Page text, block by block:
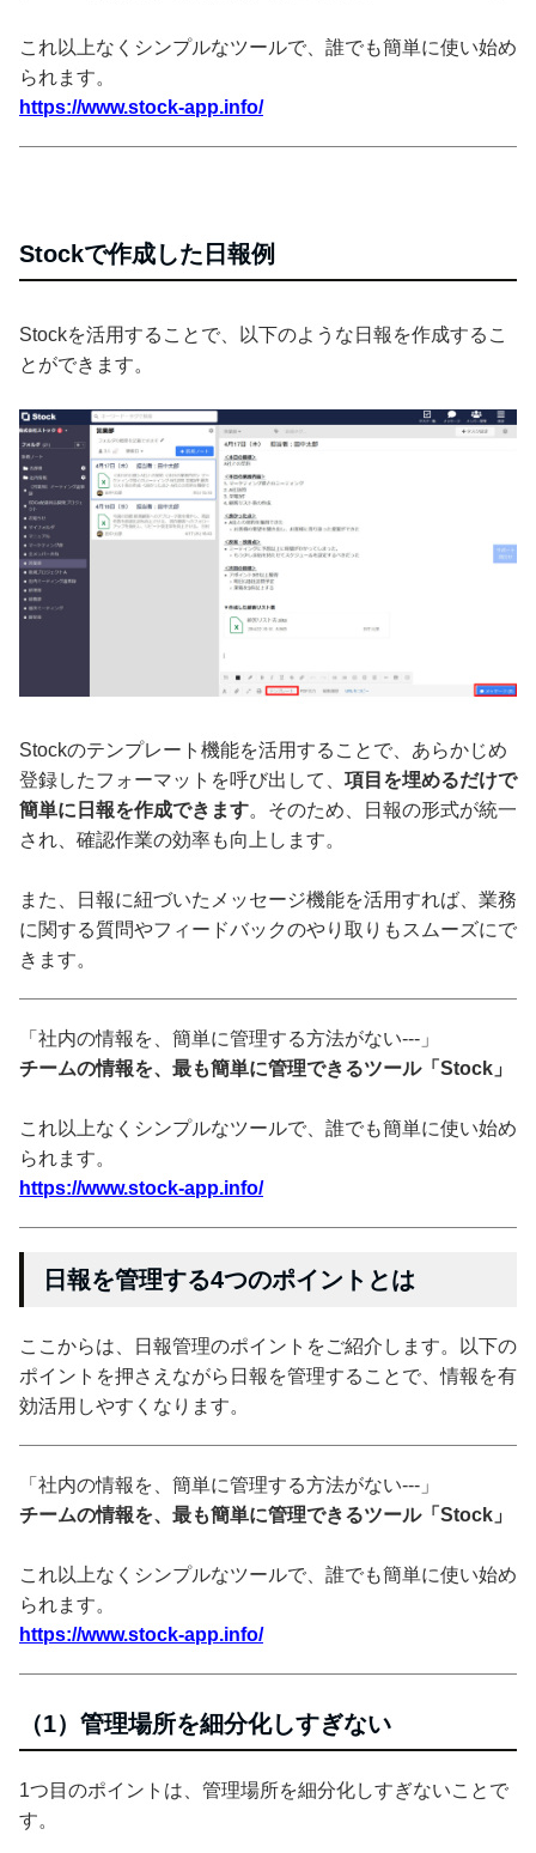
これ以上なくシンプルなツールで、誰でも簡単に使い始め
られます。
https://www.stock-app.info/
Stockで作成した日報例
Stockを活用することで、以下のような日報を作成するこ
とができます。
Stockのテンプレート機能を活用することで、あらかじめ
登録したフォーマットを呼び出して、 項目を埋めるだけで
簡単に日報を作成できます。そのため、日報の形式が統一
され、確認作業の効率も向上します。
また、日報に紐づいたメッセージ機能を活用すれば、業務
に関する質問やフィードバックのやり取りもスムーズにで
きます。
「社内の情報を、簡単に管理する方法がない---」
チームの情報を、最も簡単に管理できるツール「Stock」
これ以上なくシンプルなツールで、誰でも簡単に使い始め
られます。
https://www.stock-app.info/
日報を管理する4つのポイントとは
ここからは、日報管理のポイントをご紹介します。以下の
ポイントを押さえながら日報を管理することで、情報を有
効活用しやすくなります。
「社内の情報を、簡単に管理する方法がない---」
チームの情報を、最も簡単に管理できるツール「Stock」
これ以上なくシンプルなツールで、誰でも簡単に使い始め
られます。
https://www.stock-app.info/
（1）管理場所を細分化しすぎない
1つ目のポイントは、管理場所を細分化しすぎないことで
す。